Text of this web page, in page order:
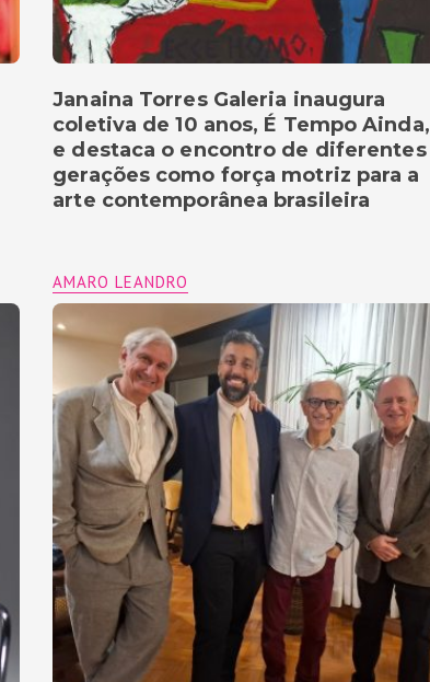
Janaina Torres Galeria inaugura
coletiva de 10 anos, É Tempo Ainda,
e destaca o encontro de diferentes
gerações como força motriz para a
arte contemporânea brasileira
AMARO LEANDRO